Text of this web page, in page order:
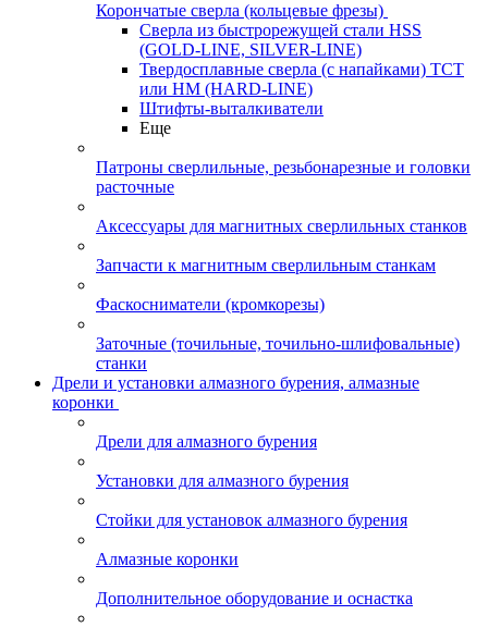
Корончатые сверла (кольцевые фрезы)
Сверла из быстрорежущей стали HSS
(GOLD-LINE, SILVER-LINE)
Твердосплавные сверла (с напайками) ТСТ
или HM (HARD-LINE)
Штифты-выталкиватели
Еще
Патроны сверлильные, резьбонарезные и головки
расточные
Аксессуары для магнитных сверлильных станков
Запчасти к магнитным сверлильным станкам
Фаскосниматели (кромкорезы)
Заточные (точильные, точильно-шлифовальные)
станки
Дрели и установки алмазного бурения, алмазные
коронки
Дрели для алмазного бурения
Установки для алмазного бурения
Стойки для установок алмазного бурения
Алмазные коронки
Дополнительное оборудование и оснастка